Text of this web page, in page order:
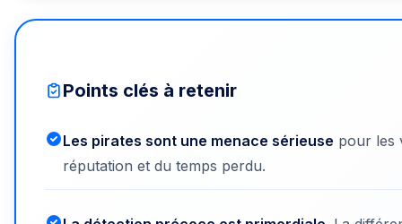
Points clés à retenir
Les pirates sont une menace sérieuse pour les
réputation et du temps perdu.